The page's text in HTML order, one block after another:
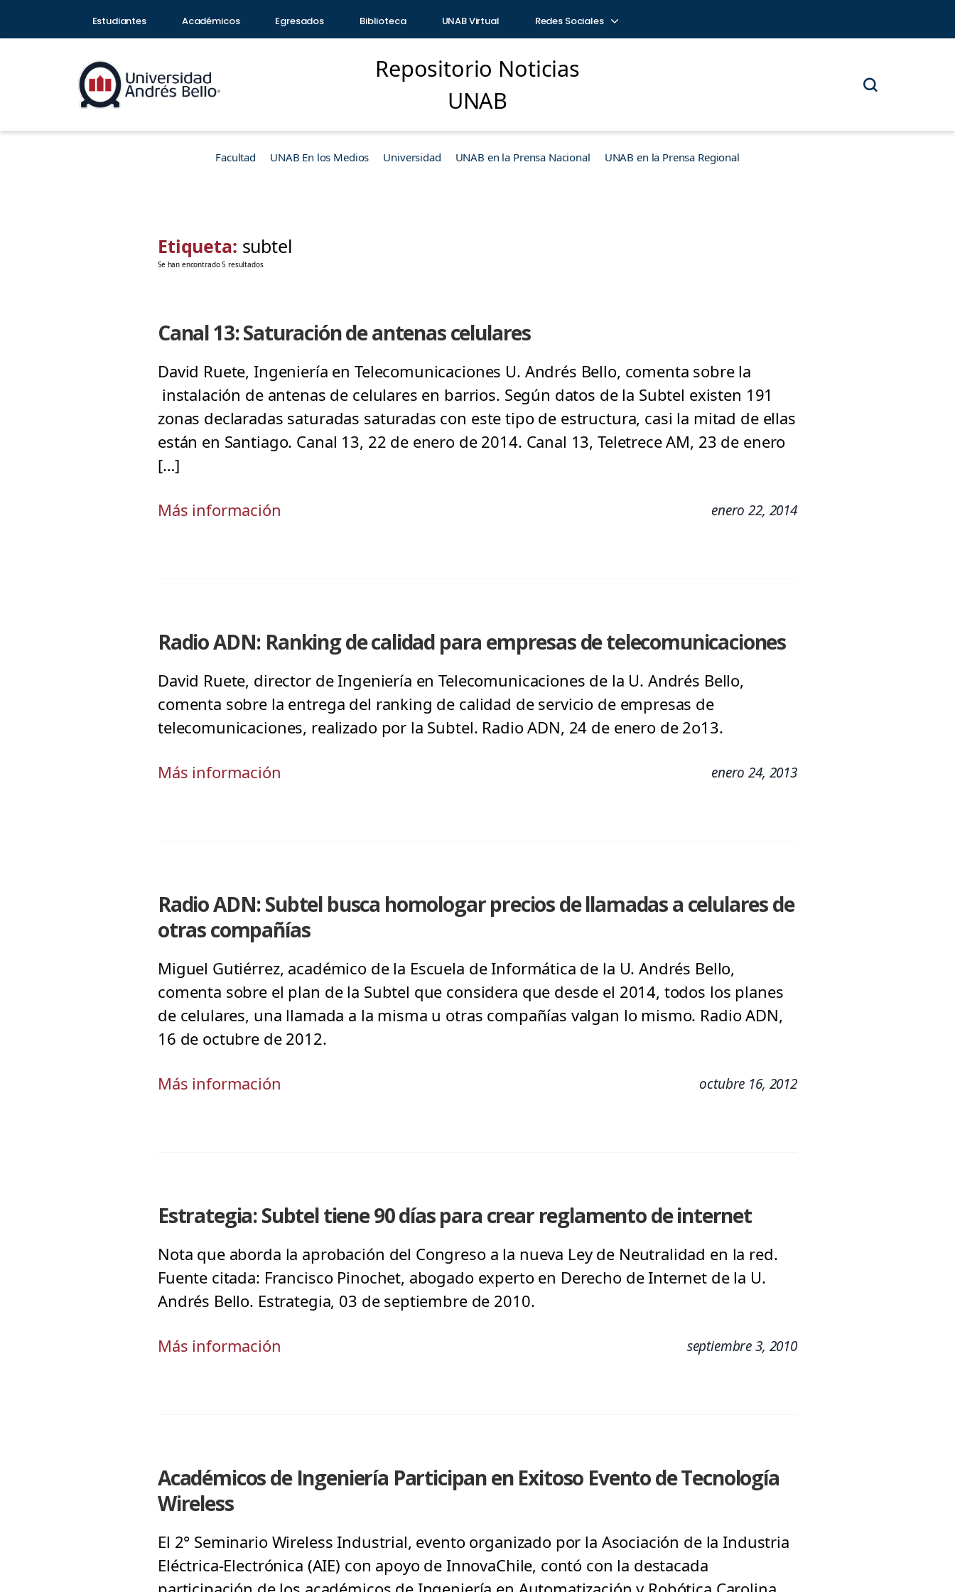
Estudiantes Académicos Egresados Biblioteca UNAB Virtual Redes Sociales
Repositorio Noticias
UNAB
Facultad UNAB En los Medios Universidad UNAB en la Prensa Nacional UNAB en la Prensa Regional
Etiqueta: subtel
Se han encontrado 5 resultados
Canal 13: Saturación de antenas celulares
David Ruete, Ingeniería en Telecomunicaciones U. Andrés Bello, comenta sobre la
instalación de antenas de celulares en barrios. Según datos de la Subtel existen 191
zonas declaradas saturadas saturadas con este tipo de estructura, casi la mitad de ellas
están en Santiago. Canal 13, 22 de enero de 2014. Canal 13, Teletrece AM, 23 de enero
[…]
Más información enero 22, 2014
Radio ADN: Ranking de calidad para empresas de telecomunicaciones
David Ruete, director de Ingeniería en Telecomunicaciones de la U. Andrés Bello,
comenta sobre la entrega del ranking de calidad de servicio de empresas de
telecomunicaciones, realizado por la Subtel. Radio ADN, 24 de enero de 2o13.
Más información enero 24, 2013
Radio ADN: Subtel busca homologar precios de llamadas a celulares de
otras compañías
Miguel Gutiérrez, académico de la Escuela de Informática de la U. Andrés Bello,
comenta sobre el plan de la Subtel que considera que desde el 2014, todos los planes
de celulares, una llamada a la misma u otras compañías valgan lo mismo. Radio ADN,
16 de octubre de 2012.
Más información octubre 16, 2012
Estrategia: Subtel tiene 90 días para crear reglamento de internet
Nota que aborda la aprobación del Congreso a la nueva Ley de Neutralidad en la red.
Fuente citada: Francisco Pinochet, abogado experto en Derecho de Internet de la U.
Andrés Bello. Estrategia, 03 de septiembre de 2010.
Más información septiembre 3, 2010
Académicos de Ingeniería Participan en Exitoso Evento de Tecnología
Wireless
El 2° Seminario Wireless Industrial, evento organizado por la Asociación de la Industria
Eléctrica-Electrónica (AIE) con apoyo de InnovaChile, contó con la destacada